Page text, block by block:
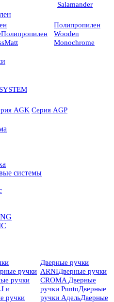
Salamander
Полипропилен
Полипропилен
Wooden
Monochrome
SYSTEM
AGK Серия AGP
системы
ручки
ручки
и
ручки
Дверные ручки
ARNIДверные ручки
CROMA Дверные
ручки PuntoДверные
ручки АдельДверные